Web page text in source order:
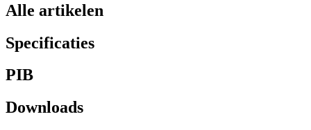
Alle artikelen
Specificaties
PIB
Downloads